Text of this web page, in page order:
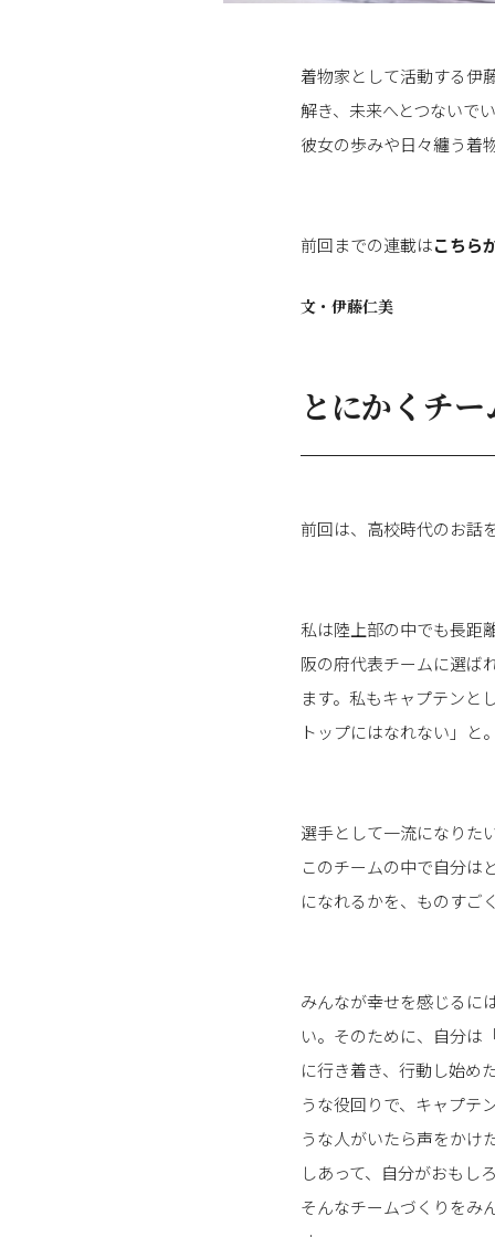
着物家として活動する伊
解き、未来へとつないで
彼女の歩みや日々纏う着
前回までの連載はこちら
文・ 伊藤仁美
とにかくチ
前回は、高校時代のお話
私は陸上部の中でも長距
阪の府代表チームに選ば
ます。私もキャプテンと
トップにはなれない」と
選手として一流になりた
このチームの中で自分は
になれるかを、ものすご
みんなが幸せを感じるに
い。そのために、自分
に行き着き、行動し始め
うな役回りで、キャプテ
うな人がいたら声をかけ
しあって、自分がおもし
そんなチームづくりをみ